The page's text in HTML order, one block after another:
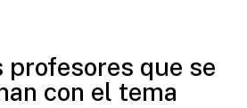
profesores que se
con el tema